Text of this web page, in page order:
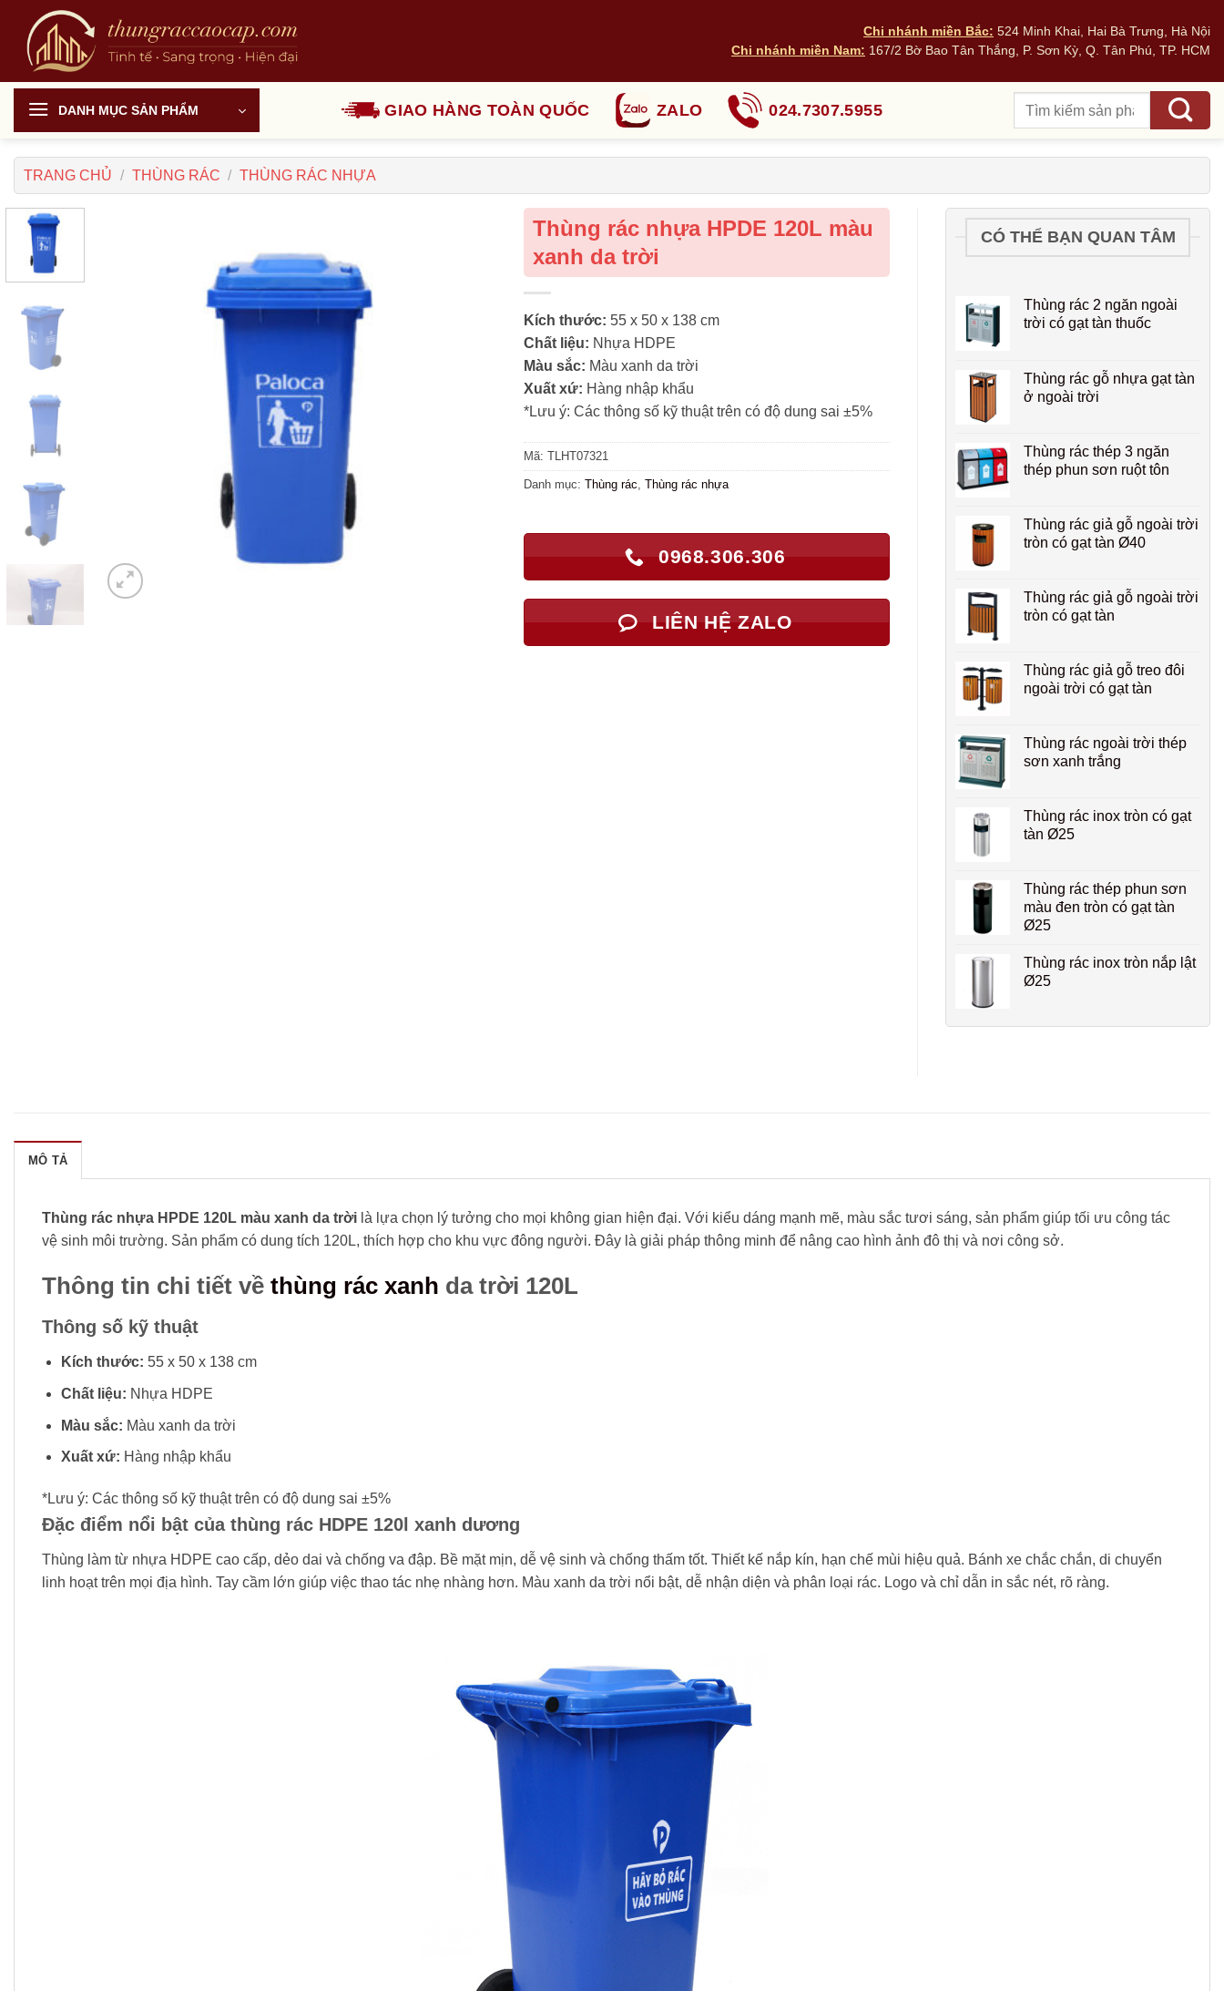
Chuyển
dung
Chi nhánh miền Bắc: 524 Minh Khai, Hai Bà Trưng, Hà Nội
Chi nhánh miền Nam: 167/2 Bờ Bao Tân Thắng, P. Sơn Kỳ, Q. Tân Phú, TP. HCM
DANH MỤC SẢN PHẨM GIAO HÀNG TOÀN QUỐC ZALO 024.7307.5955
kiếm:
TRANG CHỦ / THÙNG RÁC / THÙNG RÁC NHỰA
Thùng rác nhựa HPDE 120L màu
xanh da trời
Kích thước: 55 x 50 x 138 cm
Chất liệu: Nhựa HDPE
Màu sắc: Màu xanh da trời
Xuất xứ: Hàng nhập khẩu
*Lưu ý: Các thông số kỹ thuật trên có độ dung sai ±5%
Mã: TLHT07321
Danh mục: Thùng rác Thùng rác nhựa
0968.306.306
LIÊN HỆ ZALO
CÓ THỂ BẠN QUAN TÂM
Thùng rác 2 ngăn ngoài
trời có gạt tàn thuốc
Thùng rác gỗ nhựa gạt tàn
ở ngoài trời
Thùng rác thép 3 ngăn
thép phun sơn ruột tôn
Thùng rác giả gỗ ngoài trời
tròn có gạt tàn Ø40
Thùng rác giả gỗ ngoài trời
tròn có gạt tàn
Thùng rác giả gỗ treo đôi
ngoài trời có gạt tàn
Thùng rác ngoài trời thép
sơn xanh trắng
Thùng rác inox tròn có gạt
tàn Ø25
Thùng rác thép phun sơn
màu đen tròn có gạt tàn
Ø25
Thùng rác inox tròn nắp lật
Ø25
MÔ TẢ
Thùng rác nhựa HPDE 120L màu xanh da trời là lựa chọn lý tưởng cho mọi không gian hiện đại. Với kiểu dáng mạnh mẽ, màu sắc tươi sáng, sản phẩm giúp tối ưu công tác
vệ sinh môi trường. Sản phẩm có dung tích 120L, thích hợp cho khu vực đông người. Đây là giải pháp thông minh để nâng cao hình ảnh đô thị và nơi công sở.
Thông tin chi tiết về thùng rác xanh da trời 120L
Thông số kỹ thuật
Kích thước: 55 x 50 x 138 cm
Chất liệu: Nhựa HDPE
Màu sắc: Màu xanh da trời
Xuất xứ: Hàng nhập khẩu
*Lưu ý: Các thông số kỹ thuật trên có độ dung sai ±5%
Đặc điểm nổi bật của thùng rác HDPE 120l xanh dương
Thùng làm từ nhựa HDPE cao cấp, dẻo dai và chống va đập. Bề mặt mịn, dễ vệ sinh và chống thấm tốt. Thiết kế nắp kín, hạn chế mùi hiệu quả. Bánh xe chắc chắn, di chuyển
linh hoạt trên mọi địa hình. Tay cầm lớn giúp việc thao tác nhẹ nhàng hơn. Màu xanh da trời nổi bật, dễ nhận diện và phân loại rác. Logo và chỉ dẫn in sắc nét, rõ ràng.